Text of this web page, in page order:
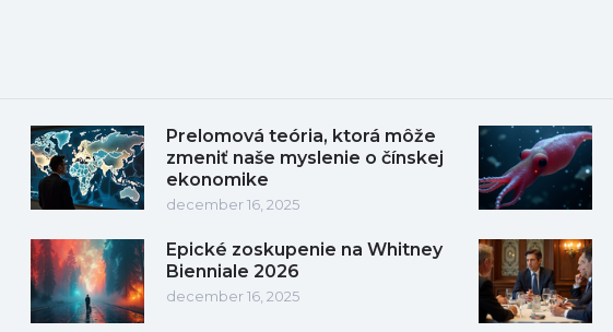
Prelomová teória, ktorá môže
zmeniť naše myslenie o čínskej
ekonomike
december 16, 2025
Epické zoskupenie na Whitney
Bienniale 2026
december 16, 2025